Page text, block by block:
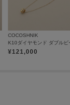
COCOSHNIK
¥121,000